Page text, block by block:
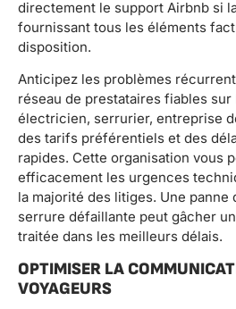
directement le support Airbnb si
fournissant tous les éléments
disposition.
Anticipez les problèmes
réseau de prestataires fiables sur
électricien, serrurier, entreprise
des tarifs préférentiels et des
rapides. Cette organisation vous
efficacement les urgences
la majorité des litiges. Une
serrure défaillante peut gâcher
traitée dans les meilleurs délais.
OPTIMISER LA
VOYAGEURS